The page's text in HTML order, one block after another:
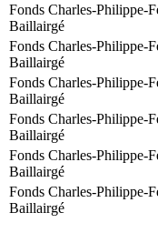
Fonds Charles-Philippe-
Baillairgé
Fonds Charles-Philippe-
Baillairgé
Fonds Charles-Philippe-
Baillairgé
Fonds Charles-Philippe-
Baillairgé
Fonds Charles-Philippe-
Baillairgé
Fonds Charles-Philippe-
Baillairgé